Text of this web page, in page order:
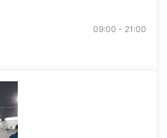
09:00 - 21:00